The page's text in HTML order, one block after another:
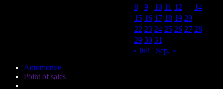
8
9 10 11 12
14
15 16 17 18 19 20
22 23 24 25 26 27 28
29 30 31
« Juli
Sep. »
Automotive
Point of sales